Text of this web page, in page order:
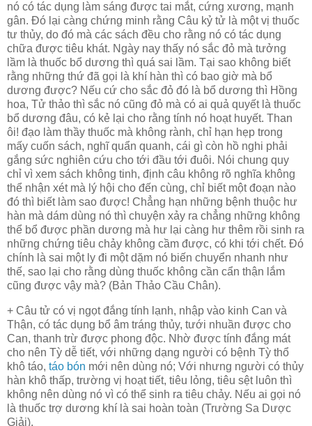
nó có tác dụng làm sáng được tai mắt, cứng xương, mạnh
gân. Đó lại càng chứng minh rằng Câu kỷ tử là một vị thuốc
tư thủy, do đó mà các sách đều cho rằng nó có tác dụng
chữa được tiêu khát. Ngày nay thấy nó sắc đỏ mà tưởng
lầm là thuốc bổ dương thì quá sai lầm. Tại sao không biết
rằng những thứ đã gọi là khí hàn thì có bao giờ mà bổ
dương được? Nếu cứ cho sắc đỏ đó là bổ dương thì Hồng
hoa, Tử thảo thì sắc nó cũng đỏ mà có ai quả quyết là thuốc
bổ dương đâu, có kẻ lại cho rằng tính nó hoạt huyết. Than
ôi! đạo làm thầy thuốc mà không rành, chỉ hạn hẹp trong
mấy cuốn sách, nghĩ quẩn quanh, cái gì còn hồ nghi phải
gắng sức nghiên cứu cho tới đầu tới đuôi. Nói chung quy
chỉ vì xem sách không tinh, định câu không rõ nghĩa không
thể nhận xét mà lý hội cho đến cùng, chỉ biết một đoạn nào
đó thì biết làm sao được! Chẳng hạn những bệnh thuộc hư
hàn mà dám dùng nó thì chuyện xảy ra chẳng những không
thể bổ được phần dương mà hư lại càng hư thêm rồi sinh ra
những chứng tiêu chảy không cầm được, có khi tới chết. Đó
chính là sai một ly đi một dặm nó biến chuyển nhanh như
thế, sao lại cho rằng dùng thuốc không cần cẩn thận lắm
cũng được vậy mà? (Bản Thảo Cầu Chân).
+ Câu tử có vị ngọt đắng tính lạnh, nhập vào kinh Can và
Thận, có tác dụng bổ âm tráng thủy, tưới nhuần được cho
Can, thanh trừ được phong độc. Nhờ được tính đắng mát
cho nên Tỳ dễ tiết, với những dạng người có bệnh Tỳ thổ
khô táo, táo bón mới nên dùng nó; Với nhưng người có thủy
hàn khô thấp, trường vị hoạt tiết, tiêu lỏng, tiêu sệt luôn thì
không nên dùng nó vì có thể sinh ra tiêu chảy. Nếu ai gọi nó
là thuốc trợ dương khí là sai hoàn toàn (Trường Sa Dược
Giải).